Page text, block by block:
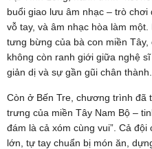
buổi giao lưu âm nhạc – trò
vỗ tay, và âm nhạc hòa làm
tưng bừng của bà con miền Tây,
không còn ranh giới giữa nghệ
giản dị và sự gần gũi chân thành.
Còn ở Bến Tre, chương trình đã
trưng của miền Tây Nam Bộ –
đám là cả xóm cùng vui”. Cả
lớn, tự tay chuẩn bị món ăn,